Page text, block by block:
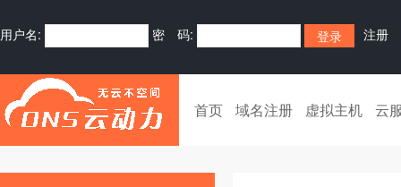
用户名: 密 码: 注册
首页 域名注册 虚拟主机 云